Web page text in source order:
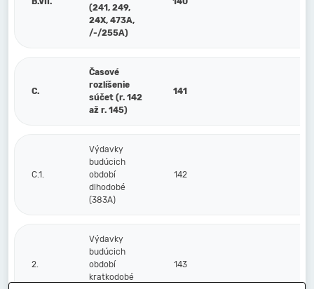
(241, 249,
24X, 473A,
/-/255A)
C.
Časové
rozlíšenie
súčet (r. 142
až r. 145)
141
C.1.
Výdavky
budúcich
období
dlhodobé
(383A)
142
2.
Výdavky
budúcich
období
kratkodobé
143